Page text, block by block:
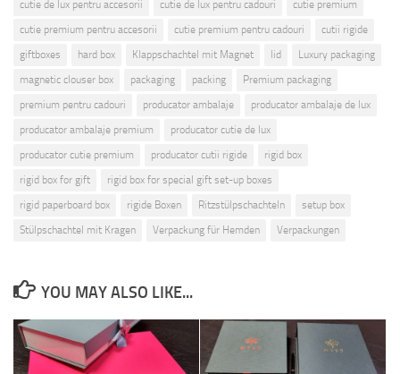
cutie de lux pentru accesorii cutie de lux pentru cadouri
cutie premium
cutie premium pentru accesorii
cutie premium pentru cadouri
cutii rigide
giftboxes
hard box Klappschachtel mit Magnet lid
Luxury packaging
magnetic clouser box
packaging packing
Premium packaging
premium pentru cadouri
producator ambalaje
producator ambalaje de lux
producator ambalaje premium
producator cutie de lux
producator cutie premium
producator cutii rigide
rigid box
rigid box for gift
rigid box for special gift set-up boxes
rigid paperboard box
rigide Boxen Ritzstülpschachteln
setup box
Stülpschachtel mit Kragen
Verpackung für Hemden Verpackungen
YOU MAY ALSO LIKE...